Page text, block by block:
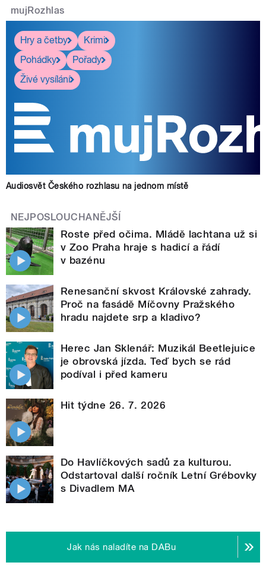
mujRozhlas
Hry a četby
Krimi
Pohádky
Pořady
Živé vysílání
Audiosvět Českého rozhlasu na jednom místě
NEJPOSLOUCHANĚJŠÍ
Roste před očima. Mládě lachtana už si
v Zoo Praha hraje s hadicí a řádí
v bazénu
Renesanční skvost Královské zahrady.
Proč na fasádě Míčovny Pražského
hradu najdete srp a kladivo?
Herec Jan Sklenář: Muzikál Beetlejuice
je obrovská jízda. Teď bych se rád
podíval i před kameru
Hit týdne 26. 7. 2026
Do Havlíčkových sadů za kulturou.
Odstartoval další ročník Letní Grébovky
s Divadlem MA
Jak nás naladíte na DABu